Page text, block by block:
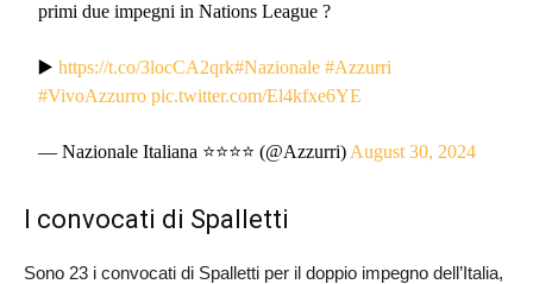
primi due impegni in Nations League ?
▶️https://t.co/3locCA2qrk#Nazionale #Azzurri
#VivoAzzurro pic.twitter.com/El4kfxe6YE
— Nazionale Italiana ⭐️⭐️⭐️⭐️ (@Azzurri) August 30, 2024
I convocati di Spalletti
Sono 23 i convocati di Spalletti per il doppio impegno dell’Italia,